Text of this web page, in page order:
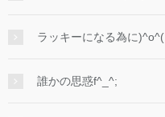
ラッキーになる為に)^o^(
誰かの思惑f^_^;